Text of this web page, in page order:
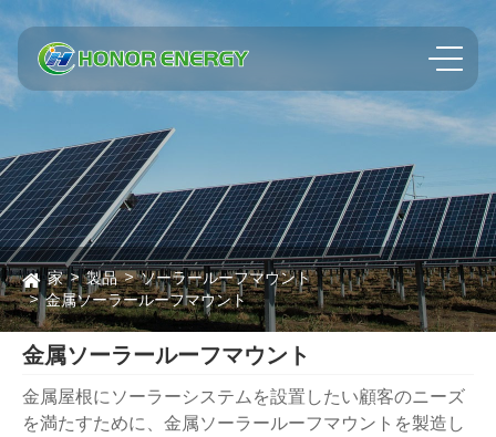
家 製品
ソーラールーフマウント
金属ソーラールーフマウント
金属ソーラールーフマウント
金属屋根にソーラーシステムを設置したい顧客のニーズ
を満たすために、金属ソーラールーフマウントを製造し